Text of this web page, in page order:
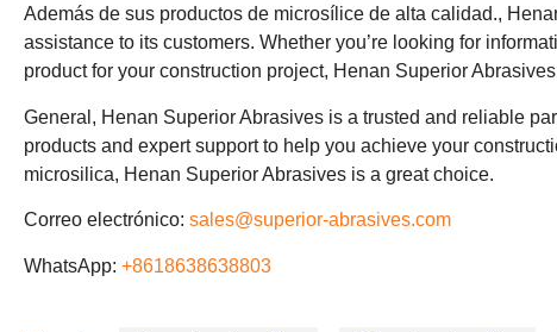
Además de sus productos de microsílice de alta calidad.,
assistance to its customers. Whether you’re looking for
product for your construction project, Henan Superior
General, Henan Superior Abrasives is a trusted and reliable
products and expert support to help you achieve your
microsilica, Henan Superior Abrasives is a great choice.
Correo electrónico: sales@superior-abrasives.com
WhatsApp: +8618638638803